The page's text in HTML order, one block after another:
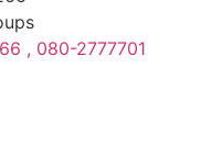
, 080-2777701